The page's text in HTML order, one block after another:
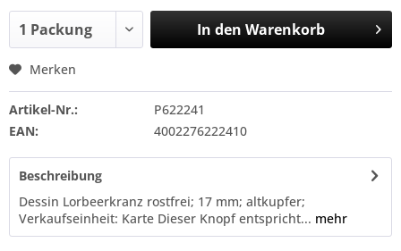
In den Warenkorb
Merken
Artikel-Nr.:
P622241
EAN:
4002276222410
Beschreibung
Dessin Lorbeerkranz rostfrei; 17 mm; altkupfer;
Verkaufseinheit: Karte Dieser Knopf entspricht... mehr